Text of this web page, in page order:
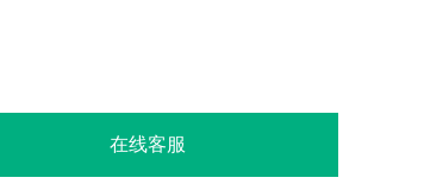
在线客服